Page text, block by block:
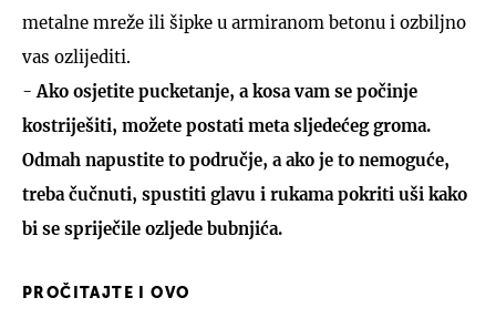
metalne mreže ili šipke u armiranom betonu i ozbiljno
vas ozlijediti.
- Ako osjetite pucketanje, a kosa vam se počinje
kostriješiti, možete postati meta sljedećeg groma.
Odmah napustite to područje, a ako je to nemoguće,
treba čučnuti, spustiti glavu i rukama pokriti uši kako
bi se spriječile ozljede bubnjića.
PROČITAJTE I OVO